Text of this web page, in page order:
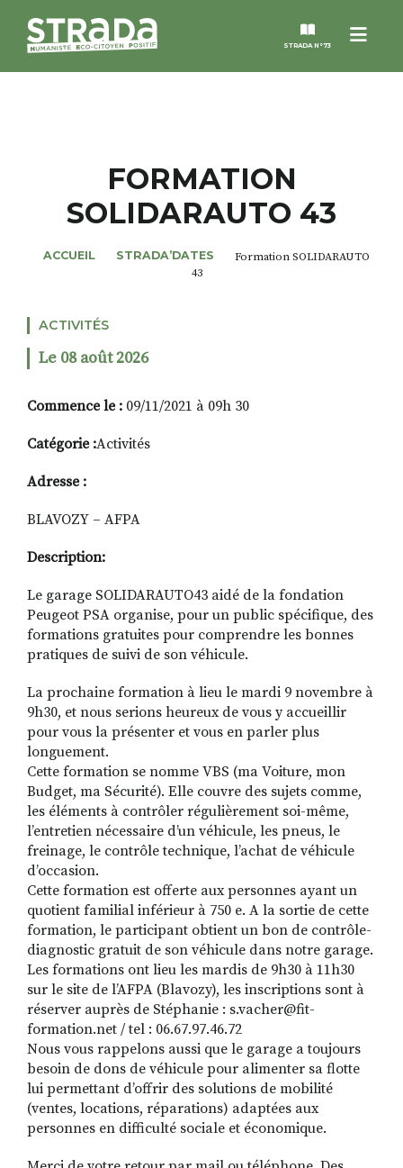
Menu
STRADA N°73
MAGAZINES
NOS THÈMES
ALTER STRADA
FORMATION
SOLIDARAUTO 43
ACCUEIL STRADA’DATES
Formation SOLIDARAUTO
43
ACTIVITÉS
Le 08 août 2026
Commence le : 09/11/2021 à 09h 30
Catégorie :Activités
Adresse :
BLAVOZY – AFPA
Description:
Le garage SOLIDARAUTO43 aidé de la fondation
Peugeot PSA organise, pour un public spécifique, des
formations gratuites pour comprendre les bonnes
pratiques de suivi de son véhicule.
La prochaine formation à lieu le mardi 9 novembre à
9h30, et nous serions heureux de vous y accueillir
pour vous la présenter et vous en parler plus
longuement.
Cette formation se nomme VBS (ma Voiture, mon
Budget, ma Sécurité). Elle couvre des sujets comme,
les éléments à contrôler régulièrement soi-même,
l’entretien nécessaire d’un véhicule, les pneus, le
freinage, le contrôle technique, l’achat de véhicule
d’occasion.
Cette formation est offerte aux personnes ayant un
quotient familial inférieur à 750 e. A la sortie de cette
formation, le participant obtient un bon de contrôle-
diagnostic gratuit de son véhicule dans notre garage.
Les formations ont lieu les mardis de 9h30 à 11h30
sur le site de l’AFPA (Blavozy), les inscriptions sont à
réserver auprès de Stéphanie : s.vacher@fit-
formation.net / tel : 06.67.97.46.72
Nous vous rappelons aussi que le garage a toujours
besoin de dons de véhicule pour alimenter sa flotte
lui permettant d’offrir des solutions de mobilité
(ventes, locations, réparations) adaptées aux
personnes en difficulté sociale et économique.